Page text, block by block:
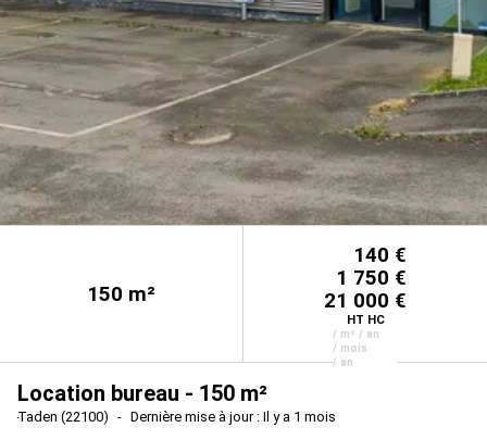
150 m²
140 €
1 750 €
21 000 €
HT HC
/ m² / an
/ mois
/ an
Location bureau - 150 m²
Taden (22100) Dernière mise à jour : Il y a 1 mois